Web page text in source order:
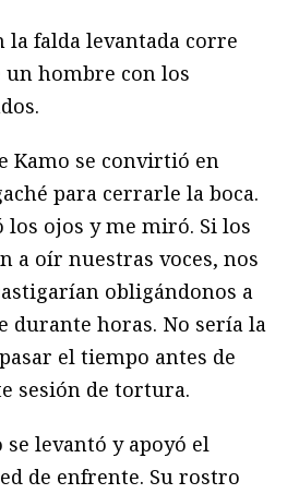
falda levantada corre
un hombre con los
Kamo se convirtió en
para cerrarle la boca.
los ojos y me miró. Si los
a oír nuestras voces, nos
obligándonos a
durante horas. No sería la
el tiempo antes de
sesión de tortura.
se levantó y apoyó el
de enfrente. Su rostro